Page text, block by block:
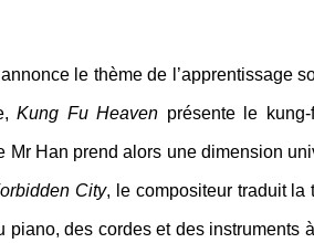
le thème de l’apprentissage
Kung Fu Heaven présente le
Mr Han prend alors une dimension
City, le compositeur traduit la
piano, des cordes et des instruments